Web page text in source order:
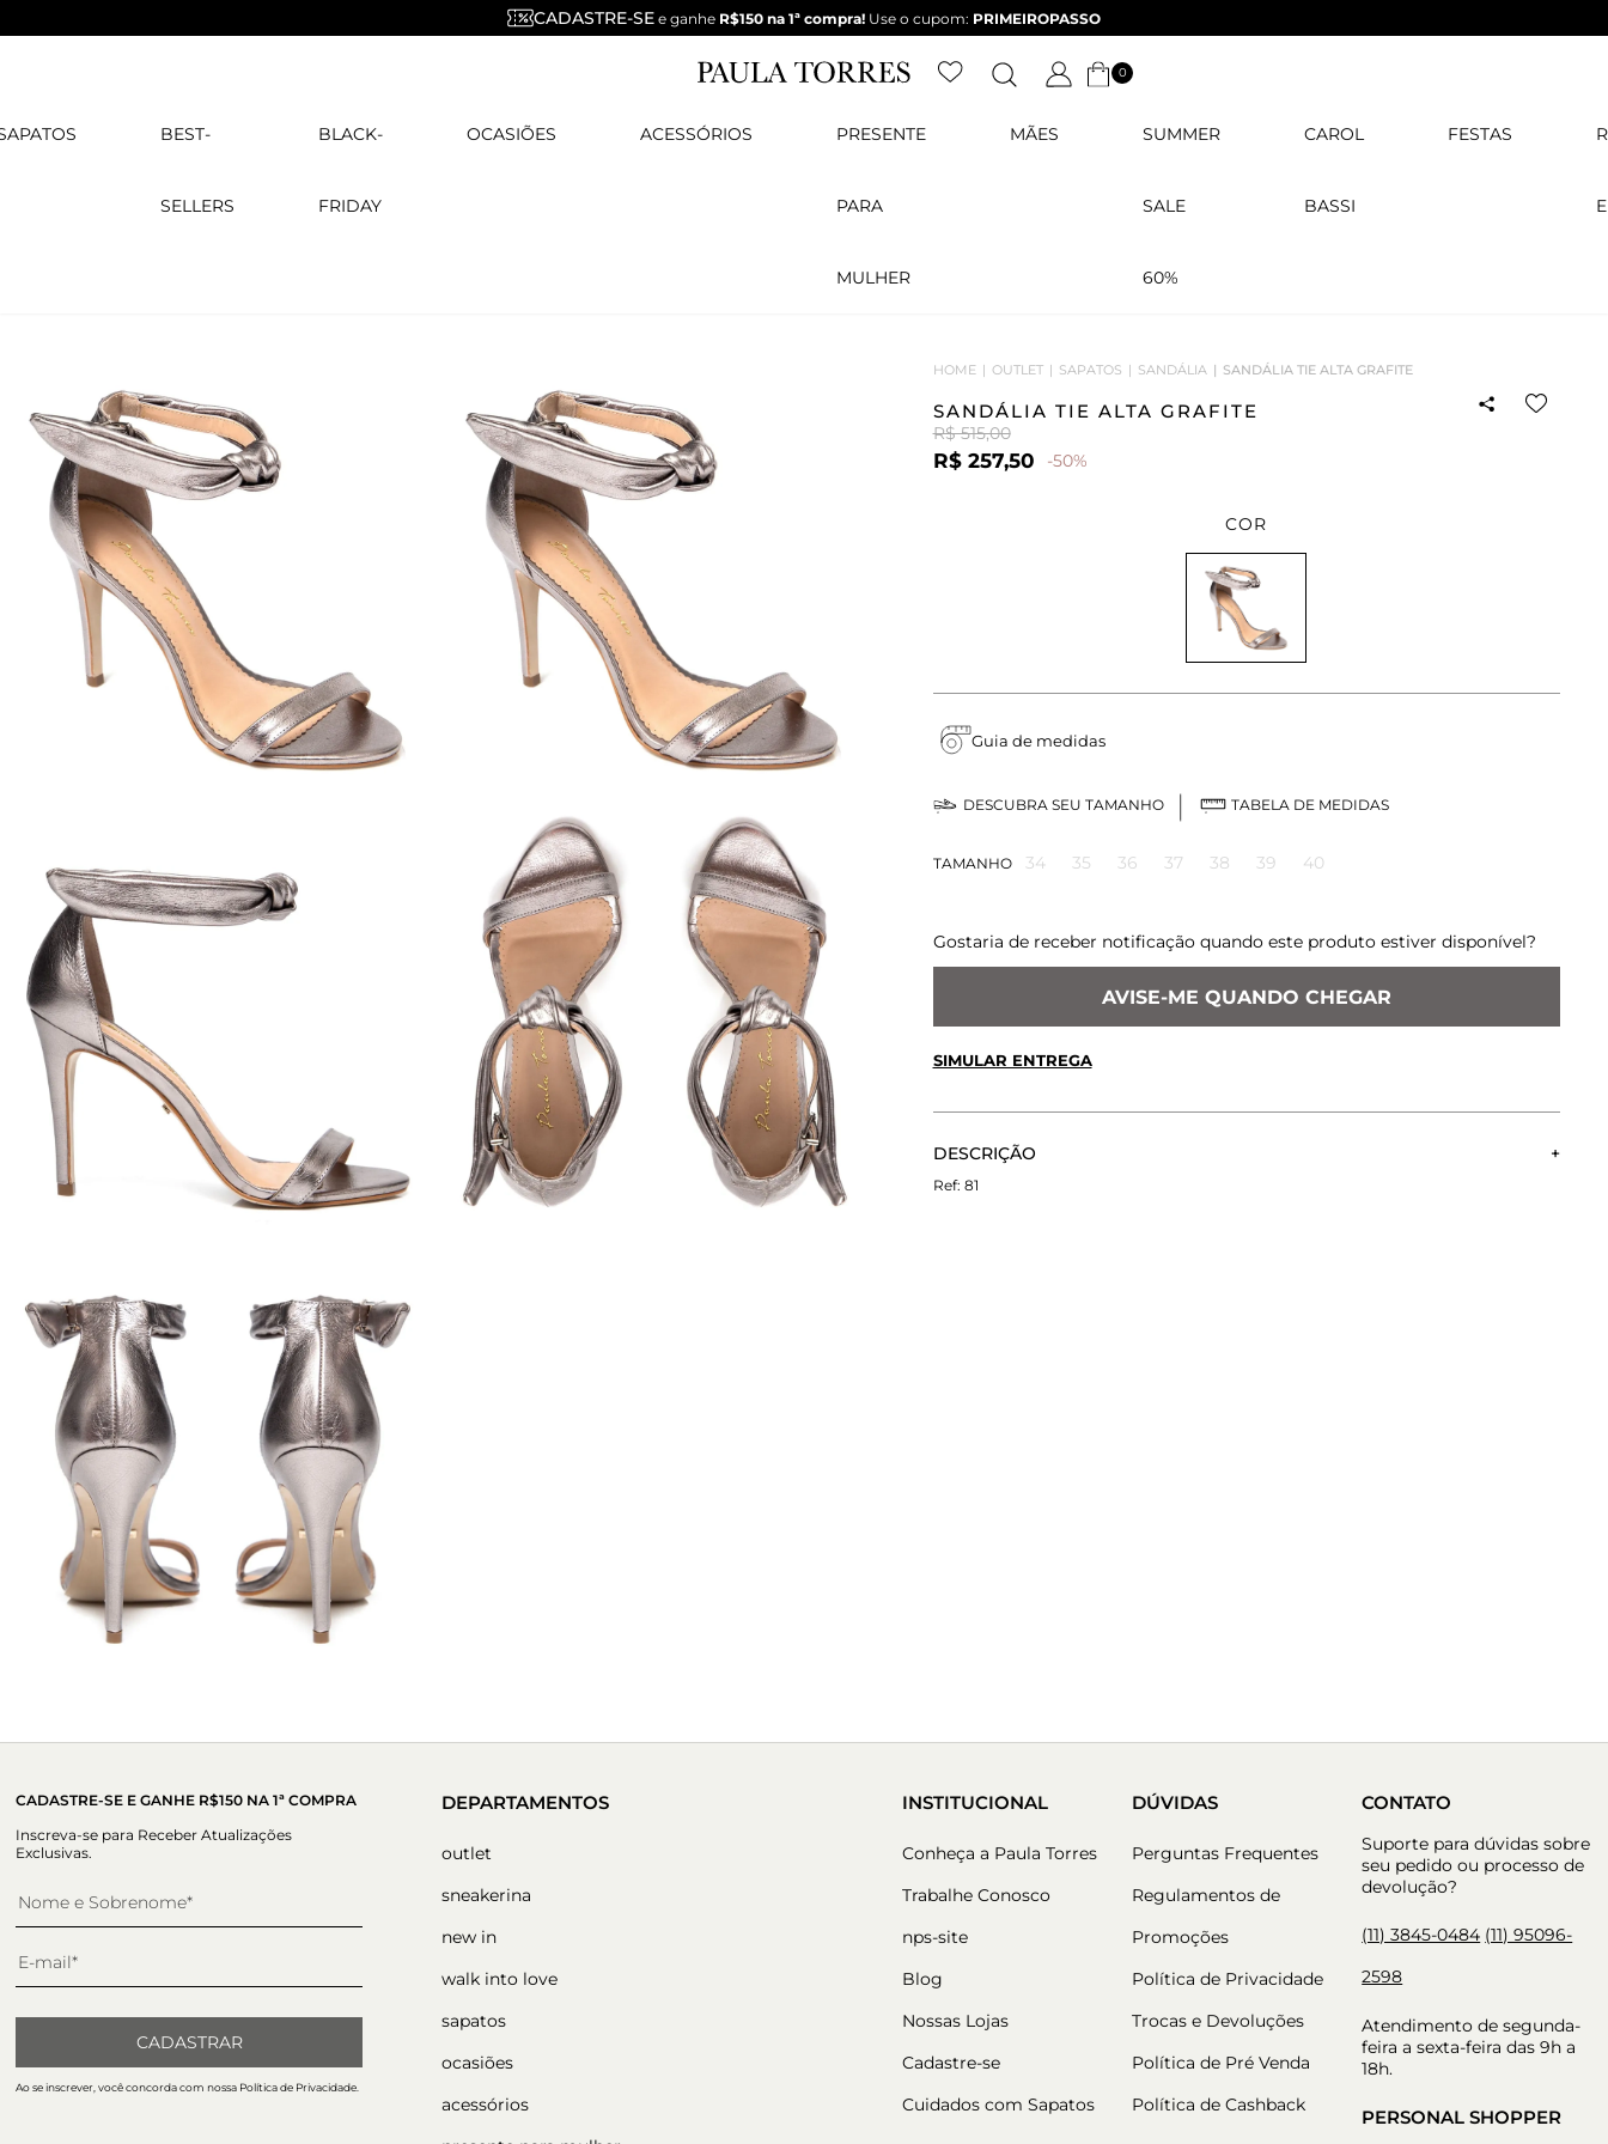
CADASTRE-SE e ganhe R$150 na 1ª compra! Use o cupom: PRIMEIROPASSO
0
BEST-
SELLERS
BLACK-
FRIDAY
OCASIÕES ACESSÓRIOS PRESENTE
PARA
MULHER
MÃES SUMMER
SALE
60%
CAROL
BASSI
FESTAS
HOME OUTLET SAPATOS SANDÁLIA SANDÁLIA TIE ALTA GRAFITE
SANDÁLIA TIE ALTA GRAFITE
R$ 515,00
R$ 257,50 -50%
COR
Guia de medidas
DESCUBRA SEU TAMANHO TABELA DE MEDIDAS
TAMANHO 34 35 36 37 38 39 40
Gostaria de receber notificação quando este produto estiver disponível?
AVISE-ME QUANDO CHEGAR
SIMULAR ENTREGA
DESCRIÇÃO
A sandália Tie é perfeita para uma festa, casamento, um jantar especial, ou
81
CADASTRE-SE E GANHE R$150 NA 1ª COMPRA
Inscreva-se para Receber Atualizações
Exclusivas.
CADASTRAR
Ao se inscrever, você concorda com nossa Política de Privacidade.
DEPARTAMENTOS
outlet
sneakerina
new in
walk into love
sapatos
ocasiões
acessórios
INSTITUCIONAL
Conheça a Paula Torres
Trabalhe Conosco
nps-site
Blog
Nossas Lojas
Cadastre-se
Cuidados com Sapatos
DÚVIDAS
Perguntas Frequentes
Regulamentos de
Promoções
Política de Privacidade
Trocas e Devoluções
Política de Pré Venda
Política de Cashback
CONTATO
Suporte para dúvidas sobre
seu pedido ou processo de
devolução?
(11) 3845-0484 (11) 95096-
2598
Atendimento de segunda-
feira a sexta-feira das 9h a
18h.
PERSONAL SHOPPER